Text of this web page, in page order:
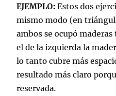
EJEMPLO: Estos dos
mismo modo (en
ambos se ocupó
el de la izquierda la
lo tanto cubre más
resultado más claro
reservada.